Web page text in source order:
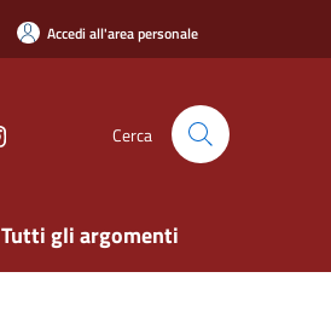
Accedi all'area personale
Cerca
Tutti gli argomenti